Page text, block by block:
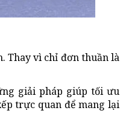
Thay vì chỉ đơn thuần là
giải pháp giúp tối ưu
trực quan để mang lại